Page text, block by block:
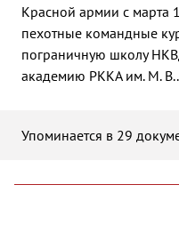
Красной армии с марта
пехотные командные
пограничную школу
академию РККА им. М. В
Упоминается в 29